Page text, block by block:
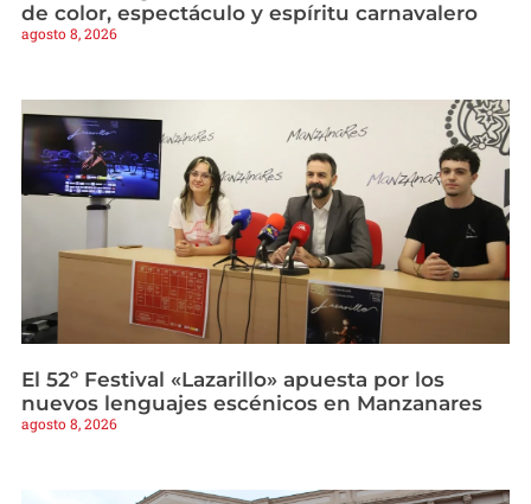
de color, espectáculo y espíritu carnavalero
agosto 8, 2026
El 52º Festival «Lazarillo» apuesta por los
nuevos lenguajes escénicos en Manzanares
agosto 8, 2026